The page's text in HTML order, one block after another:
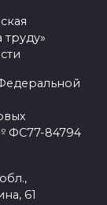
труду»
ФС77-84794
61